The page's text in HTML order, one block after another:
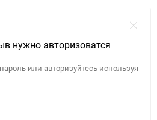
нужно авторизоватся
или авторизуйтесь используя